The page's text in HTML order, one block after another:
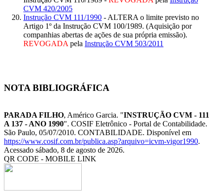
CVM 420/2005
Instrução CVM 111/1990 - ALTERA o limite previsto no
Artigo 1º da Instrução CVM 100/1989. (Aquisição por
companhias abertas de ações de sua própria emissão).
REVOGADA pela Instrução CVM 503/2011
NOTA BIBLIOGRÁFICA
PARADA FILHO, Américo Garcia. "INSTRUÇÃO CVM - 111
A 137 - ANO 1990". COSIF Eletrônico - Portal de Contabilidade.
São Paulo, 05/07/2010. CONTABILIDADE. Disponível em
https://www.cosif.com.br/publica.asp?arquivo=icvm-vigor1990.
Acessado sábado, 8 de agosto de 2026.
QR CODE - MOBILE LINK